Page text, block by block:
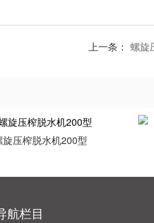
上一条： 螺旋
旋压榨脱水机200型
航栏目